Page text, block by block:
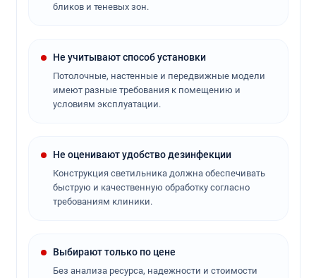
бликов и теневых зон.
Не учитывают способ установки
Потолочные, настенные и передвижные модели
имеют разные требования к помещению и
условиям эксплуатации.
Не оценивают удобство дезинфекции
Конструкция светильника должна обеспечивать
быструю и качественную обработку согласно
требованиям клиники.
Выбирают только по цене
Без анализа ресурса, надежности и стоимости